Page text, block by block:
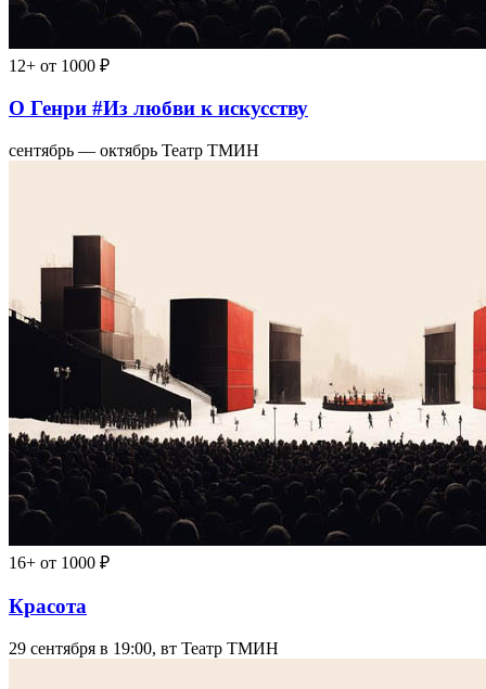
12+ от 1000 ₽
О Генри #Из любви к искусству
сентябрь — октябрь Театр ТМИН
16+ от 1000 ₽
Красота
29 сентября в 19:00, вт Театр ТМИН